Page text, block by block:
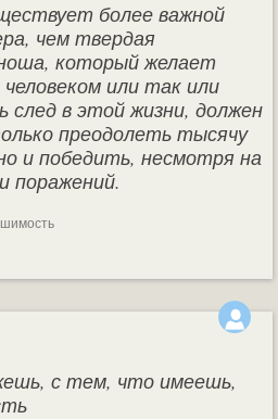
более важной
чем твердая
который желает
или так или
след в этой жизни, должен
преодолеть тысячу
и победить, несмотря на
поражений.
с тем, что имеешь,